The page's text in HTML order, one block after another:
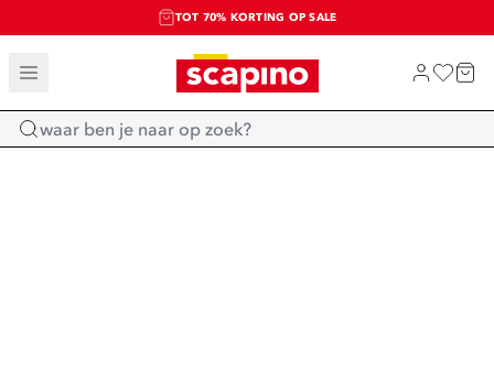
TOT 70% KORTING OP SALE
SALE: LAATSTE KANS!
SHOP NIEUW
Home